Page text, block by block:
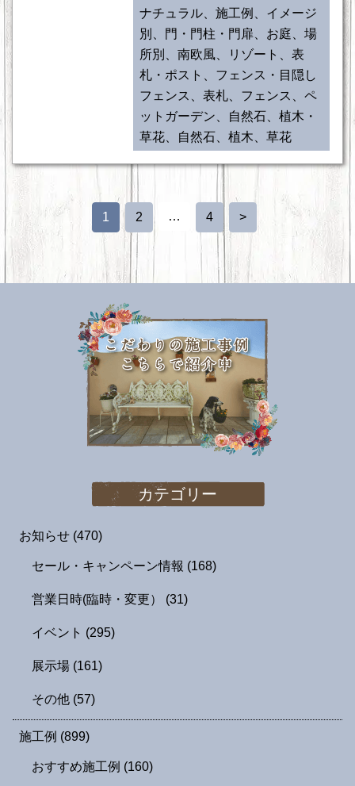
ナチュラル、施工例、イメージ
別、門・門柱・門扉、お庭、場
所別、南欧風、リゾート、表
札・ポスト、フェンス・目隠し
フェンス、表札、フェンス、ペ
ットガーデン、自然石、植木・
草花、自然石、植木、草花
1 2 … 4 >
カテゴリー
お知らせ (470)
セール・キャンペーン情報 (168)
営業日時(臨時・変更） (31)
イベント (295)
展示場 (161)
その他 (57)
施工例 (899)
おすすめ施工例 (160)